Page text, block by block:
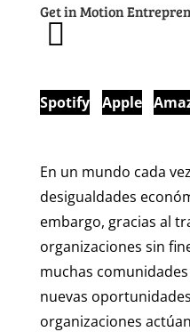
Get in Motion
Spotify Apple
En un mundo cada
desigualdades
embargo, gracias al
organizaciones sin
muchas
nuevas
organizaciones